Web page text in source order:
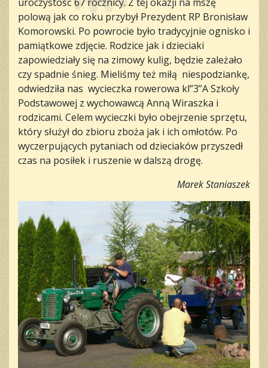
polową jak co roku przybył Prezydent RP Bronisław
Komorowski. Po powrocie było tradycyjnie ognisko i
pamiątkowe zdjęcie. Rodzice jak i dzieciaki
zapowiedziały się na zimowy kulig, będzie zależało
czy spadnie śnieg. Mieliśmy też miłą niespodziankę,
odwiedziła nas wycieczka rowerowa kl”3”A Szkoły
Podstawowej z wychowawcą Anną Wiraszka i
rodzicami. Celem wycieczki było obejrzenie sprzętu,
który służył do zbioru zboża jak i ich omłotów. Po
wyczerpujących pytaniach od dzieciaków przyszedł
czas na posiłek i ruszenie w dalszą drogę.
Marek Staniaszek